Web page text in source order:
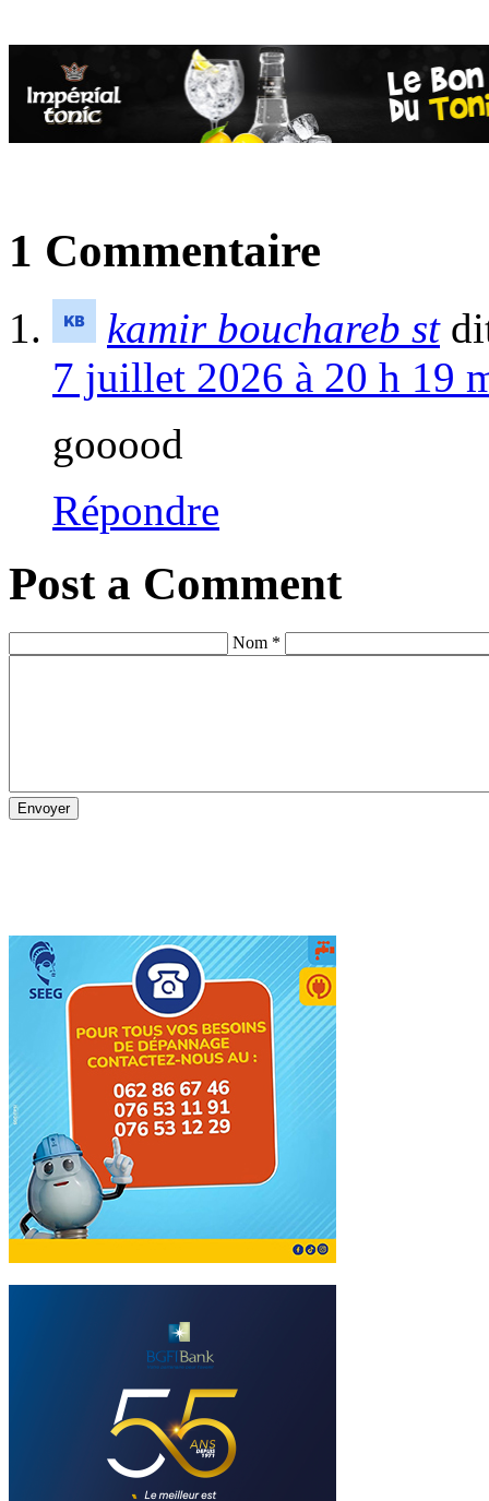
1 Commentaire
kamir bouchareb st
7 juillet 2026 à 20 h 19
gooood
Répondre
Post a Comment
Nom *